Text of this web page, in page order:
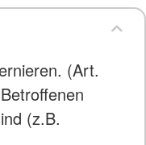
(Art.
(z.B.